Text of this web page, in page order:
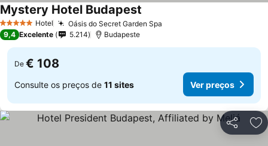
5 Estrelas Hotel Oásis do Secret Garden Spa
Mystery Hotel Budapest
9,4 Excelente 5.214 Budapeste
De € 108
Consulte os preços de 11 sites Ver preços
Partilhar